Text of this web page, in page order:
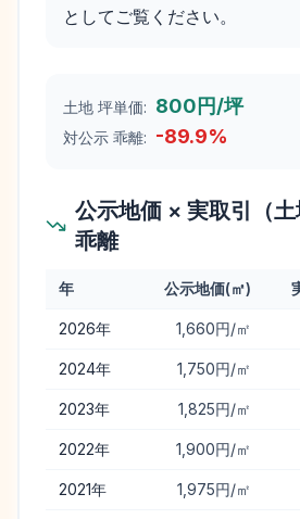
としてご覧ください。
土地 坪単価: 800円/坪
対公示 乖離: -89.9%
公示地価 × 実取引（
乖離
年 公示地価(㎡)
2026年 1,660円/㎡
2024年 1,750円/㎡
2023年 1,825円/㎡
2022年 1,900円/㎡
2021年 1,975円/㎡